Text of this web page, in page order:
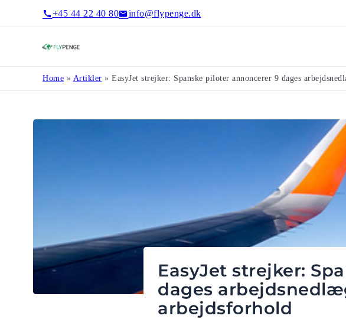
+45 44 22 40 80 info@flypenge.dk
Home » Artikler » EasyJet strejker: Spanske piloter annoncerer 9 dages
EasyJet strejker:
dages
arbejdsforhold